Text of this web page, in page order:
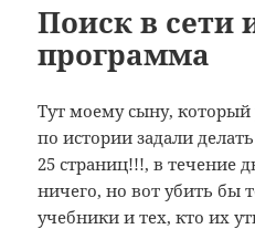
Поиск в сети
программа
Тут моему сыну, который
по истории задали
25 страниц!!!, в течение
ничего, но вот убить бы
учебники и тех, кто их